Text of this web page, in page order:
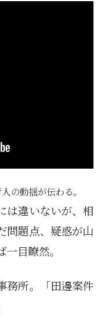
の動揺が伝わる。
は違いないが、相
問題点、疑惑が山
目瞭然。
務所。「田邊案件